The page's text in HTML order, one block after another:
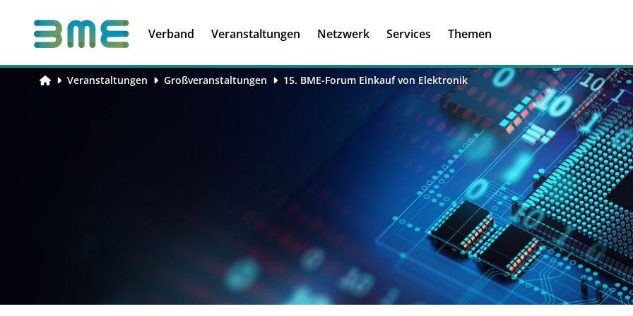
Verband Veranstaltungen
Führungskompetenzen
Netzwerk
Services Themen
Ich habe einen
Veranstaltungen Großveranstaltungen 15. BME-Forum Einkauf von Elektronik